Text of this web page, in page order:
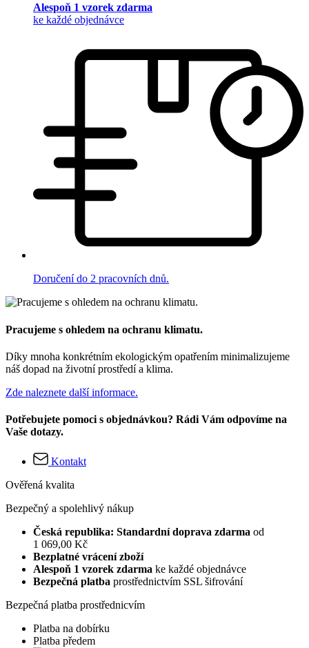
Alespoň 1 vzorek zdarma
ke každé objednávce
Doručení do 2 pracovních dnů.
Pracujeme s ohledem na ochranu klimatu.
Díky mnoha konkrétním ekologickým opatřením minimalizujeme
náš dopad na životní prostředí a klima.
Zde naleznete další informace.
Potřebujete pomoci s objednávkou? Rádi Vám odpovíme na
Vaše dotazy.
Kontakt
Ověřená kvalita
Bezpečný a spolehlivý nákup
Česká republika: Standardní doprava zdarma od
1 069,00 Kč
Bezplatné vrácení zboží
Alespoň 1 vzorek zdarma ke každé objednávce
Bezpečná platba prostřednictvím SSL šifrování
Bezpečná platba prostřednicvím
Platba na dobírku
Platba předem